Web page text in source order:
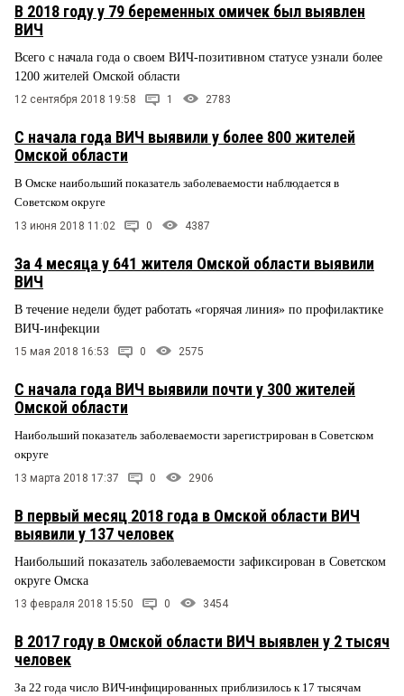
В 2018 году у 79 беременных омичек был выявлен
ВИЧ
Всего с начала года о своем ВИЧ-позитивном статусе узнали более
1200 жителей Омской области
12 сентября 2018 19:58 1 2783
С начала года ВИЧ выявили у более 800 жителей
Омской области
В Омске наибольший показатель заболеваемости наблюдается в
Советском округе
13 июня 2018 11:02 0 4387
За 4 месяца у 641 жителя Омской области выявили
ВИЧ
В течение недели будет работать «горячая линия» по профилактике
ВИЧ-инфекции
15 мая 2018 16:53 0 2575
С начала года ВИЧ выявили почти у 300 жителей
Омской области
Наибольший показатель заболеваемости зарегистрирован в Советском
округе
13 марта 2018 17:37 0 2906
В первый месяц 2018 года в Омской области ВИЧ
выявили у 137 человек
Наибольший показатель заболеваемости зафиксирован в Советском
округе Омска
13 февраля 2018 15:50 0 3454
В 2017 году в Омской области ВИЧ выявлен у 2 тысяч
человек
За 22 года число ВИЧ-инфицированных приблизилось к 17 тысячам